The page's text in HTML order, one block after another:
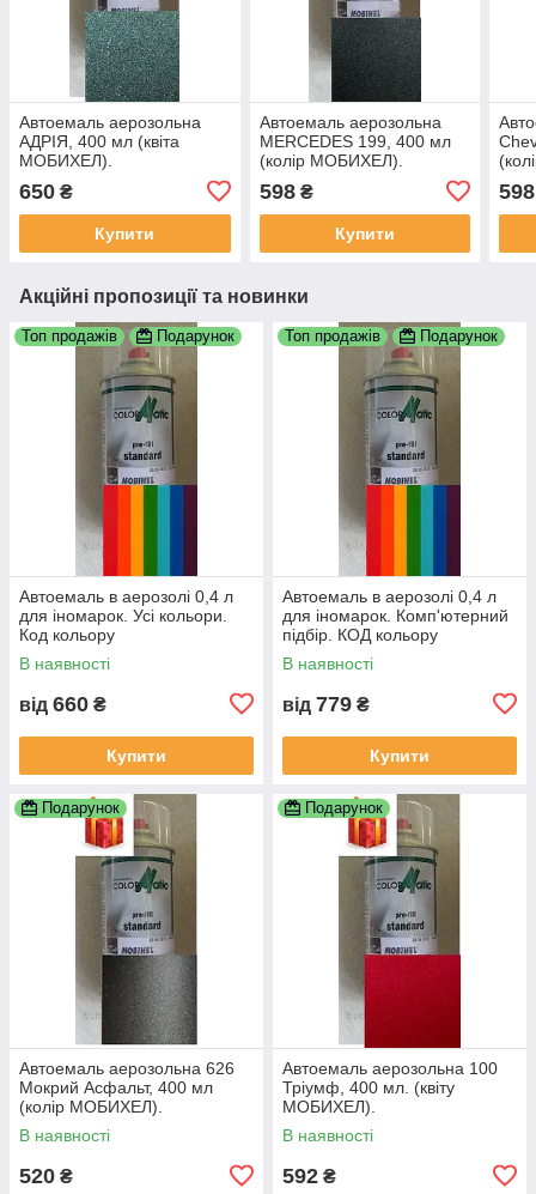
Автоемаль аерозольна
АДРІЯ, 400 мл (квіта
МОБИХЕЛ).
650 ₴
Купити
Автоемаль аерозольна
MERCEDES 199, 400 мл
(колір МОБИХЕЛ).
598₴
Купити
598
Акційні пропозиції та новинки
Топ продажів Подарунок
Автоемаль в аерозолі 0,4 л
для іномарок. Усі кольори.
Код кольору
ОБОВЯЗКОВИЙ!!! По VIN
коду НЕ ПРАЦЮЕМО!!!
В наявності
від 660 ₴
Купити
Топ продажів Подарунок
Автоемаль в аерозолі 0,4 л
для іномарок. Комп'ютерний
підбір. КОД кольору
ОБОВЯЗКОВИЙ!!! По VIN
коду не працюемо!!!
В наявності
від 779 ₴
Купити
Подарунок
Автоемаль аерозольна 626
Мокрий Асфальт, 400 мл
(колір МОБИХЕЛ).
В наявності
520 ₴
Подарунок
Автоемаль аерозольна 100
Тріумф, 400 мл. (квіту
МОБИХЕЛ).
В наявності
592 ₴